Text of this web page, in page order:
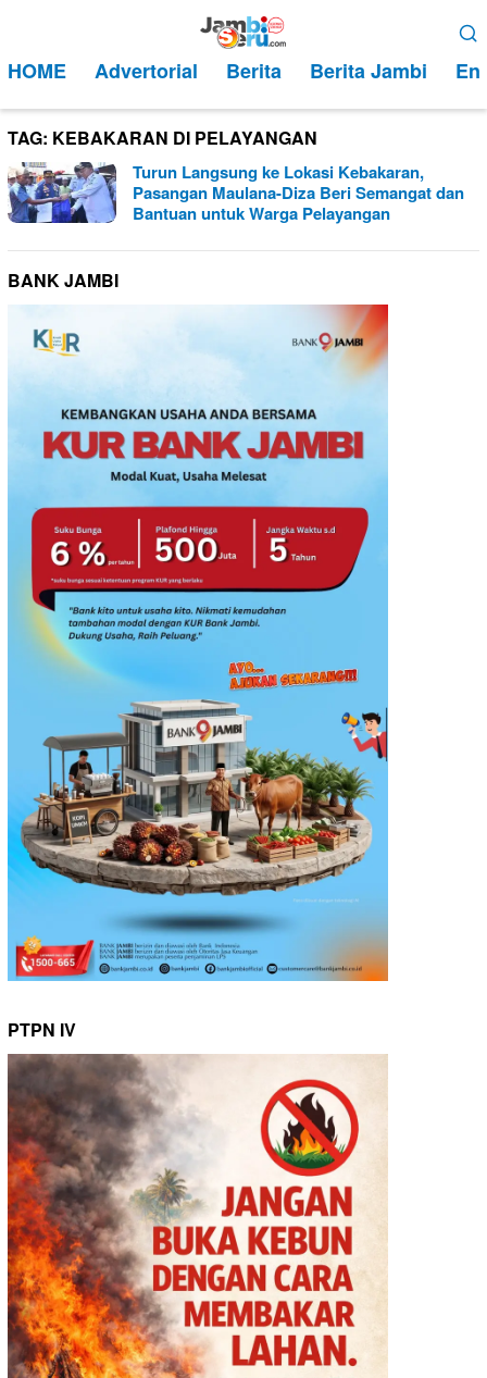
kontenMobile
HOME Advertorial Berita Berita Jambi
TAG: KEBAKARAN DI PELAYANGAN
Turun Langsung ke Lokasi Kebakaran,
Pasangan Maulana-Diza Beri Semangat dan
Bantuan untuk Warga Pelayangan
BANK JAMBI
PTPN IV